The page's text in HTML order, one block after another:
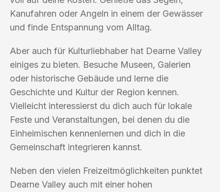
Kanufahren oder Angeln in einem der Gewässer
und finde Entspannung vom Alltag.
Aber auch für Kulturliebhaber hat Dearne Valley
einiges zu bieten. Besuche Museen, Galerien
oder historische Gebäude und lerne die
Geschichte und Kultur der Region kennen.
Vielleicht interessierst du dich auch für lokale
Feste und Veranstaltungen, bei denen du die
Einheimischen kennenlernen und dich in die
Gemeinschaft integrieren kannst.
Neben den vielen Freizeitmöglichkeiten punktet
Dearne Valley auch mit einer hohen